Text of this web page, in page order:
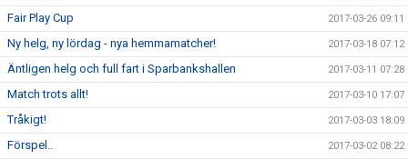
Fair Play Cup 2017-03-26 09:11
Ny helg, ny lördag - nya hemmamatcher! 2017-03-18 07:12
Äntligen helg och full fart i Sparbankshallen 2017-03-11 07:28
Match trots allt! 2017-03-10 17:07
Tråkigt! 2017-03-03 18:09
Förspel.. 2017-03-02 08:22